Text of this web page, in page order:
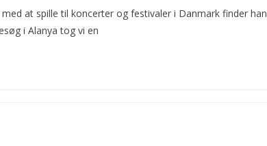
at spille til koncerter og festivaler i Danmark finder han
i Alanya tog vi en